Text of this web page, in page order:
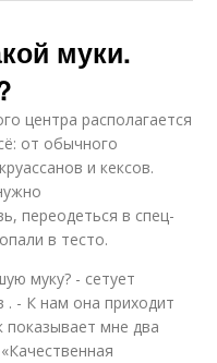
муки.
центра располагается
от обычного
и кексов.
переодеться в спец­
в тесто.
муку? - сетует
. - К нам она приходит
показывает мне два